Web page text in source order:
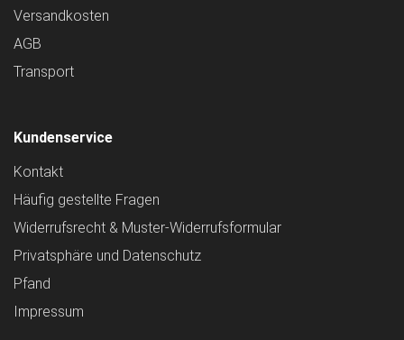
Versandkosten
AGB
Transport
Kundenservice
Kontakt
Häufig gestellte Fragen
Widerrufsrecht & Muster-Widerrufsformular
Privatsphäre und Datenschutz
Pfand
Impressum